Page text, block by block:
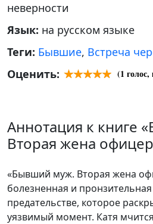
неверности
Язык: на русском языке
Теги: Бывшие, Встреча
Оценить:
(1
Аннотация к книге
Вторая жена
«Бывший муж. Вторая жена
болезненная и
предательстве, которое
уязвимый момент. Катя